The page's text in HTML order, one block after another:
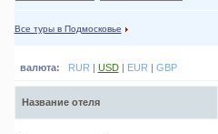
Все туры в Подмосковье
валюта: RUR | USD| EUR | GBP
Название отеля